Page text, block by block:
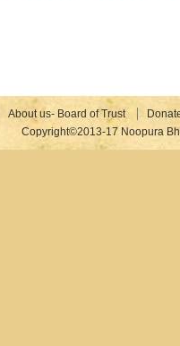
About us- Board of Trust
Copyright©2013-17 Noopura